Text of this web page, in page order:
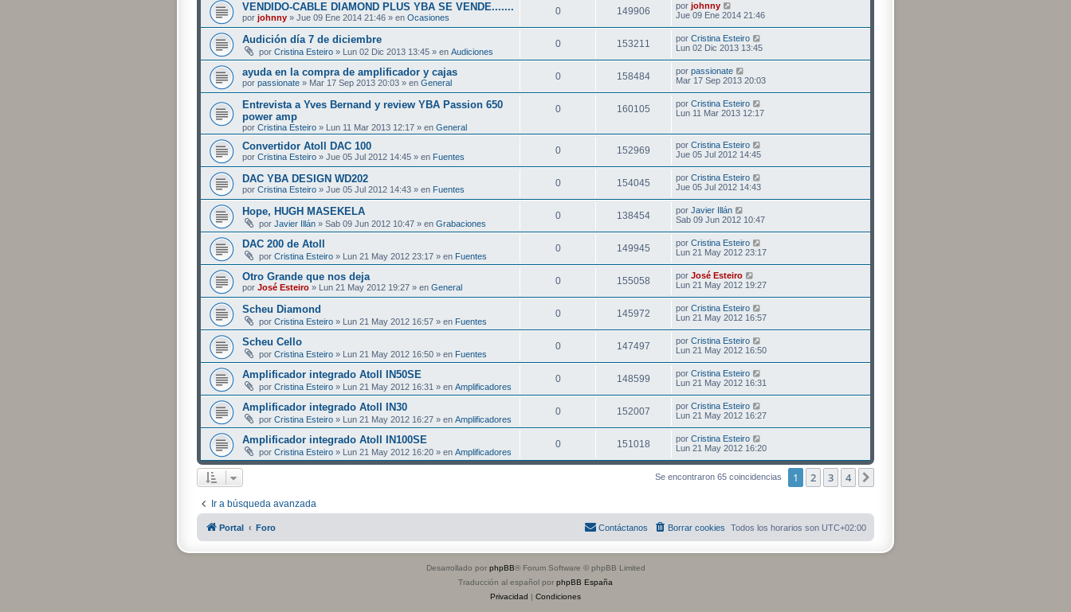
VENDIDO-CABLE DIAMOND PLUS YBA SE VENDE.......
por johnny » Jue 09 Ene 2014 21:46 » en Ocasiones
0 149906 por johnny
Jue 09 Ene 2014 21:46
Audición día 7 de diciembre
por Cristina Esteiro » Lun 02 Dic 2013 13:45 » en Audiciones
0 153211 por Cristina Esteiro
Lun 02 Dic 2013 13:45
ayuda en la compra de amplificador y cajas
por passionate » Mar 17 Sep 2013 20:03 » en General
0 158484 por passionate
Mar 17 Sep 2013 20:03
Entrevista a Yves Bernand y review YBA Passion 650
power amp
por Cristina Esteiro » Lun 11 Mar 2013 12:17 » en General
0 160105 por Cristina Esteiro
Lun 11 Mar 2013 12:17
Convertidor Atoll DAC 100
por Cristina Esteiro » Jue 05 Jul 2012 14:45 » en Fuentes
0 152969 por Cristina Esteiro
Jue 05 Jul 2012 14:45
DAC YBA DESIGN WD202
por Cristina Esteiro » Jue 05 Jul 2012 14:43 » en Fuentes
0 154045 por Cristina Esteiro
Jue 05 Jul 2012 14:43
Hope, HUGH MASEKELA
por Javier Illán » Sab 09 Jun 2012 10:47 » en Grabaciones
0 138454 por Javier Illán
Sab 09 Jun 2012 10:47
DAC 200 de Atoll
por Cristina Esteiro » Lun 21 May 2012 23:17 » en Fuentes
0 149945 por Cristina Esteiro
Lun 21 May 2012 23:17
Otro Grande que nos deja
por José Esteiro » Lun 21 May 2012 19:27 » en General
0 155058 por José Esteiro
Lun 21 May 2012 19:27
Scheu Diamond
por Cristina Esteiro » Lun 21 May 2012 16:57 » en Fuentes
0 145972 por Cristina Esteiro
Lun 21 May 2012 16:57
Scheu Cello
por Cristina Esteiro » Lun 21 May 2012 16:50 » en Fuentes
0 147497 por Cristina Esteiro
Lun 21 May 2012 16:50
Amplificador integrado Atoll IN50SE
por Cristina Esteiro » Lun 21 May 2012 16:31 » en Amplificadores
0 148599 por Cristina Esteiro
Lun 21 May 2012 16:31
Amplificador integrado Atoll IN30
por Cristina Esteiro » Lun 21 May 2012 16:27 » en Amplificadores
0 152007 por Cristina Esteiro
Lun 21 May 2012 16:27
Amplificador integrado Atoll IN100SE
por Cristina Esteiro » Lun 21 May 2012 16:20 » en Amplificadores
0 151018 por Cristina Esteiro
Lun 21 May 2012 16:20
Se encontraron 65 coincidencias 1 2 3 4
Ir a búsqueda avanzada
Portal Foro Todos los horarios son UTC+02:00
Borrar cookies
Contáctanos
Desarrollado por phpBB® Forum Software © phpBB Limited
Traducción al español por phpBB España
Privacidad | Condiciones